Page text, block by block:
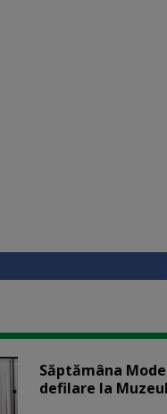
Săptămâna
defilare la